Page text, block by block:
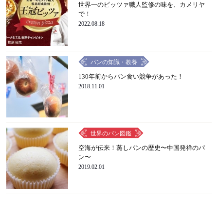
世界一のピッツァ職人監修の味を、カメリヤ
で！
2022.08.18
パンの知識・教養
130年前からパン食い競争があった！
2018.11.01
世界のパン図鑑
空海が伝来！蒸しパンの歴史〜中国発祥のパ
ン〜
2019.02.01